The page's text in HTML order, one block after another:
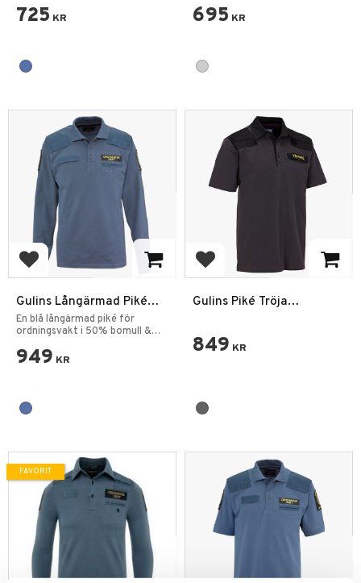
725 KR 695 KR
Lägg till i favoriter
Gulins Långärmad Piké
Ordningsvakt
En blå långärmad piké för
ordningsvakt i 50% bomull &
949 KR
Lägg till i favoriter
Gulins Piké Tröja
849 KR
FAVORIT